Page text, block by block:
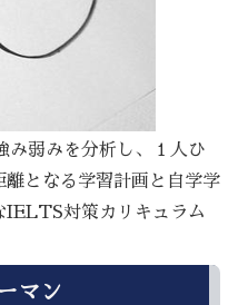
弱みを分析し、１人ひ
離となる学習計画と自学学
IELTS対策カリキュラム
マン